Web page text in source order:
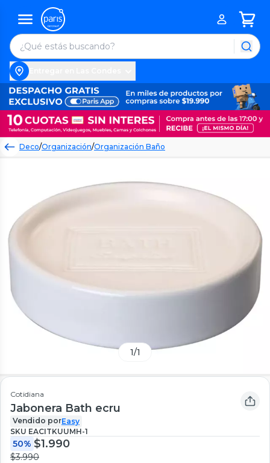
Deco/Organización/Organización Baño
1/1
Cotidiana
Jabonera Bath ecru
Vendido porEasy
SKU EACITKUUMH-1
50% $1.990
$3.990